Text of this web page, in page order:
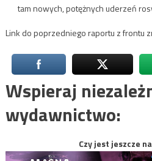
tam nowych, potężnych uderzeń
Link do poprzedniego raportu z frontu
Wspieraj
wydawnictwo:
Czy jest jeszcze